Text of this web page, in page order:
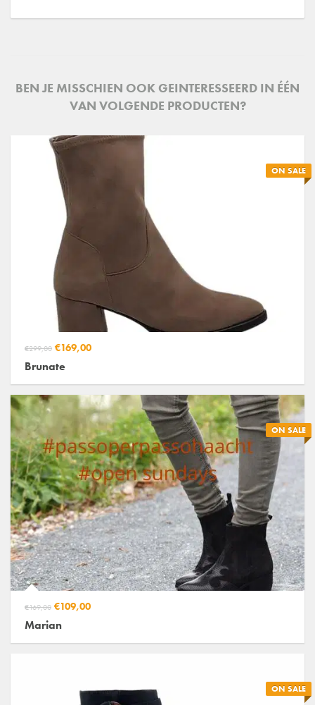
BEN JE MISSCHIEN OOK GEINTERESSEERD IN ÉÉN
VAN VOLGENDE PRODUCTEN?
ON SALE
€299,00 €169,00
Brunate
ON SALE
€169,00 €109,00
Marian
ON SALE